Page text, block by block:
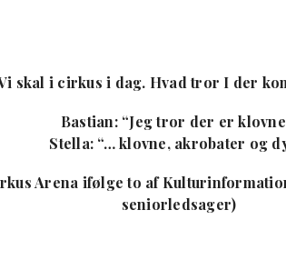
skal i cirkus i dag. Hvad tror I der
Bastian: “Jeg tror der er
Stella: “… klovne, akrobater og
Arena ifølge to af
seniorledsager)